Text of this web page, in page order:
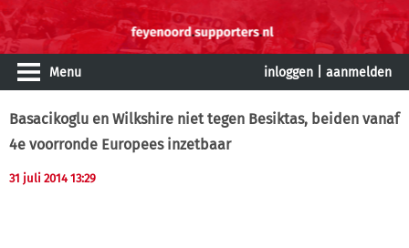
Menu inloggen aanmelden
Basacikoglu en Wilkshire niet tegen Besiktas, beiden vanaf
4e voorronde Europees inzetbaar
31 juli 2014 13:29